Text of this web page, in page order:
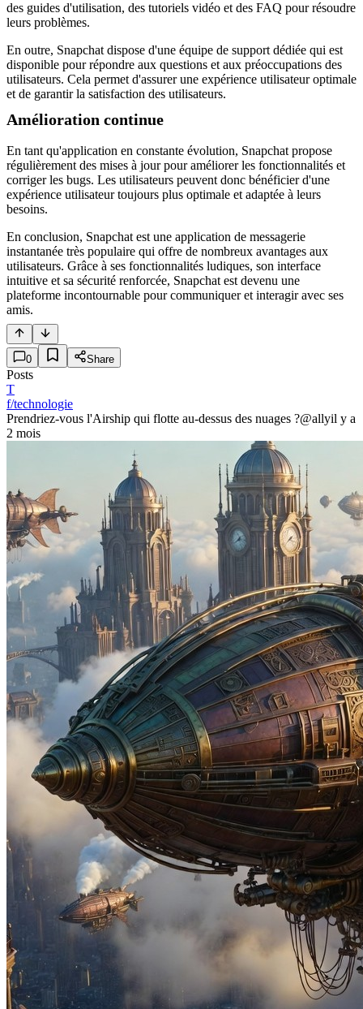
des guides d'utilisation, des tutoriels vidéo et des FAQ pour résoudre
leurs problèmes.
En outre, Snapchat dispose d'une équipe de support dédiée qui est
disponible pour répondre aux questions et aux préoccupations des
utilisateurs. Cela permet d'assurer une expérience utilisateur optimale
et de garantir la satisfaction des utilisateurs.
Amélioration continue
En tant qu'application en constante évolution, Snapchat propose
régulièrement des mises à jour pour améliorer les fonctionnalités et
corriger les bugs. Les utilisateurs peuvent donc bénéficier d'une
expérience utilisateur toujours plus optimale et adaptée à leurs
besoins.
En conclusion, Snapchat est une application de messagerie
instantanée très populaire qui offre de nombreux avantages aux
utilisateurs. Grâce à ses fonctionnalités ludiques, son interface
intuitive et sa sécurité renforcée, Snapchat est devenu une
plateforme incontournable pour communiquer et interagir avec ses
amis.
0 Share
Posts
T
f/technologie
Prendriez-vous l'Airship qui flotte au-dessus des nuages ?@allyil y a
2 mois